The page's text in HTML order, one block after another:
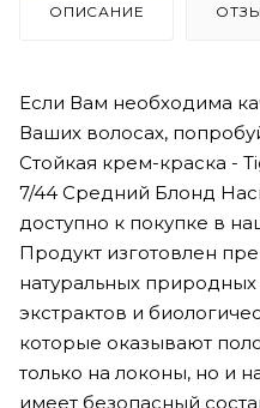
ОПИСАНИЕ
Если Вам необходима
Ваших волосах,
Стойкая крем-краска -
7/44 Средний Блонд
доступно к покупке в
Продукт изготовлен
натуральных
экстрактов и
которые оказывают
только на локоны, но и
имеет безопасный